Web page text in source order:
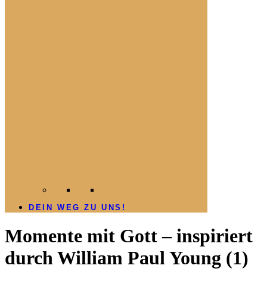
DEIN WEG ZU UNS!
Momente mit Gott – inspiriert
durch William Paul Young (1)